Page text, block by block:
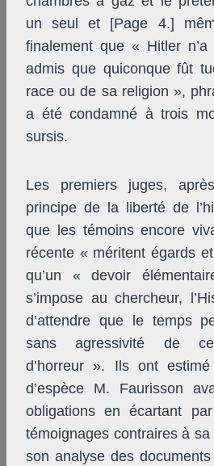
un seul et [Page 4.]
finalement que « Hitler
admis que quiconque fût
race ou de sa religion »,
a été condamné à trois
sursis.
Les premiers juges,
principe de la liberté de
que les témoins encore
récente « méritent égards
qu’un « devoir
s’impose au chercheur,
d’attendre que le temps
sans agressivité de
d’horreur ». Ils ont
d’espèce M. Faurisson
obligations en écartant
témoignages contraires à
son analyse des